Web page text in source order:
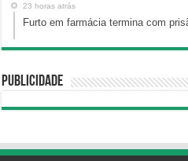
23 horas atrás
Furto em farmácia termina com
Publicidade